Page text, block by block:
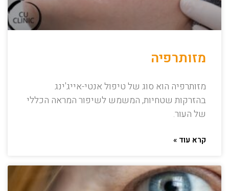
מזותרפיה
מזותרפיה הוא סוג של טיפול אנטי-אייג'ינג
בהזרקות שטחיות, המשמש לשיפור המראה הכללי
של העור.
קרא עוד »